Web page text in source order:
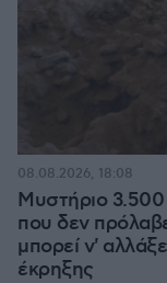
Μυστήριο 3.500
που δεν
μπορεί ν'
έκρηξης
08.08.2026, 18:08